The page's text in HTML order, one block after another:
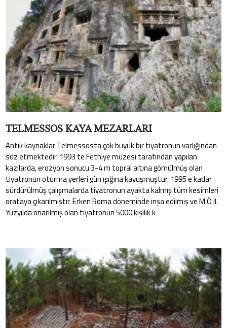
TELMESSOS KAYA MEZARLARI
Antik kaynaklar Telmessosta çok büyük bir tiyatronun varlığından
söz etmektedir. 1993 te Fethiye müzesi tarafından yapılan
kazılarda, erozyon sonucu 3-4 m topral altına gömülmüş olan
tiyatronun oturma yerleri gün ışığına kavuşmuştur. 1995 e kadar
sürdürülmüş çalışmalarda tiyatronun ayakta kalmış tüm kesimleri
orataya çıkarılmıştır. Erken Roma döneminde inşa edilmiş ve M.Ö II.
Yüzyılda onarılmış olan tiyatronun 5000 kişilik k